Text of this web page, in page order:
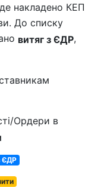
накладено КЕП
До списку
витяг з ЄДР,
Ордери в
ЄДР